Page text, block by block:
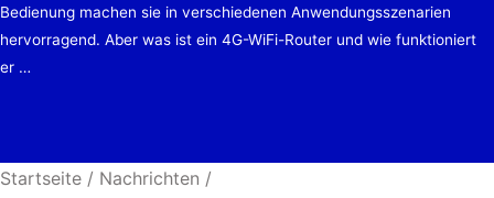
Bedienung machen sie in verschiedenen Anwendungsszenarien
hervorragend. Aber was ist ein 4G-WiFi-Router und wie funktioniert
er …
Startseite / Nachrichten /